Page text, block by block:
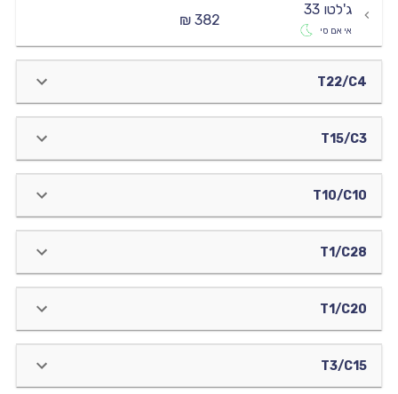
ג'לטו 33
אי אם סי
382 ₪
T22/C4
T15/C3
T10/C10
T1/C28
T1/C20
T3/C15